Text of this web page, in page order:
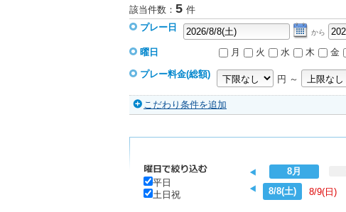
該当件数： 5 件
プレー日
から
曜日 月 火 水 木 金
プレー料金(総額) 円 ～
こだわり条件を追加
平日
土日祝
8月
8/8(土)
8/9(日)